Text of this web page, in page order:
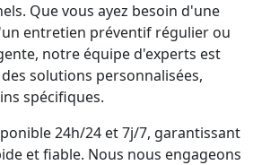
Que vous ayez besoin d'une
entretien préventif régulier ou
notre équipe d'experts est
solutions personnalisées,
spécifiques.
24h/24 et 7j/7, garantissant
et fiable. Nous nous engageons